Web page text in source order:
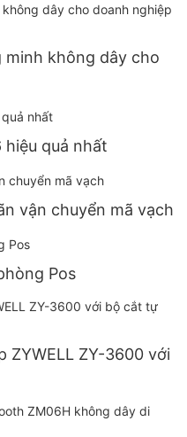
không dây cho
quả nhất
vận chuyển mã vạch
Pos
ZYWELL ZY-3600 với